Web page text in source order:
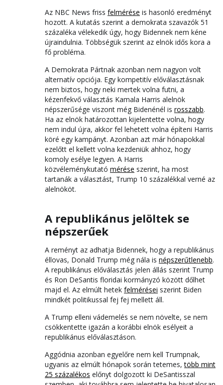
Az NBC News friss felmérése is hasonló eredményt
hozott. A kutatás szerint a demokrata szavazók 51
százaléka vélekedik úgy, hogy Bidennek nem kéne
újraindulnia. Többségük szerint az elnök idős kora a
fő probléma.
A Demokrata Pártnak azonban nem nagyon volt
alternatív opciója. Egy kompetitív előválasztásnak
nem biztos, hogy neki mertek volna futni, a
kézenfekvő választás Kamala Harris alelnök
népszerűsége viszont még Bidenénél is rosszabb.
Ha az elnök határozottan kijelentette volna, hogy
nem indul újra, akkor fel lehetett volna építeni Harris
köré egy kampányt. Azonban azt már hónapokkal
ezelőtt el kellett volna kezdeniük ahhoz, hogy
komoly esélye legyen. A Harris
közvéleménykutató mérése szerint, ha most
tartanák a választást, Trump 10 százalékkal verné az
alelnököt.
A republikánus jelöltek se
népszerűek
A reményt az adhatja Bidennek, hogy a republikánus
éllovas, Donald Trump még nála is népszerűtlenebb.
A republikánus előválasztás jelen állás szerint Trump
és Ron DeSantis floridai kormányzó között dőlhet
majd el. Az elmúlt hetek felmérései szerint Biden
mindkét politikussal fej fej mellett áll.
A Trump elleni vádemelés se nem növelte, se nem
csökkentette igazán a korábbi elnök esélyeit a
republikánus előválasztáson.
Aggódnia azonban egyelőre nem kell Trumpnak,
ugyanis az elmúlt hónapok során tetemes,több mint
25 százalékos előnyt dolgozott ki DeSantisszal